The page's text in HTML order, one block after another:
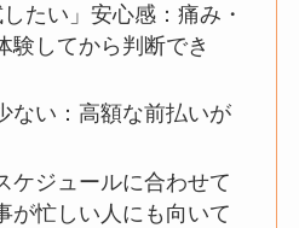
たい」安心感：痛み・
験してから判断でき
ない：高額な前払いが
ケジュールに合わせて
が忙しい人にも向いて